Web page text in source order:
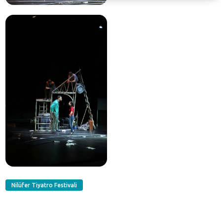
Nilüfer Tiyatro Festivali